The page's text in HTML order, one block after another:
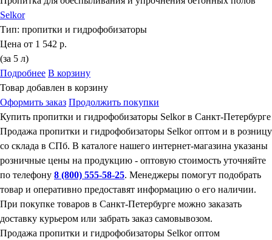
Selkor
Тип: пропитки и гидрофобизаторы
Цена от 1 542 р.
(за 5 л)
Подробнее В корзину
Товар добавлен в корзину
Оформить заказ Продолжить покупки
Купить пропитки и гидрофобизаторы Selkor в Санкт-Петербурге
Продажа пропитки и гидрофобизаторы Selkor оптом и в розницу
со склада в СПб. В каталоге нашего интернет-магазина указаны
розничные цены на продукцию - оптовую стоимость уточняйте
по телефону 8 (800) 555-58-25. Менеджеры помогут подобрать
товар и оперативно предоставят информацию о его наличии.
При покупке товаров в Санкт-Петербурге можно заказать
доставку курьером или забрать заказ самовывозом.
Продажа пропитки и гидрофобизаторы Selkor оптом